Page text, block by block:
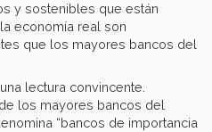
y sostenibles que están
economía real son
que los mayores bancos del
lectura convincente.
los mayores bancos del
“bancos de importancia